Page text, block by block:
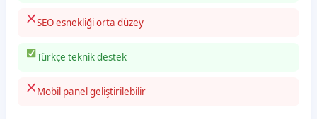
SEO esnekliği orta düzey
Türkçe teknik destek
Mobil panel geliştirilebilir